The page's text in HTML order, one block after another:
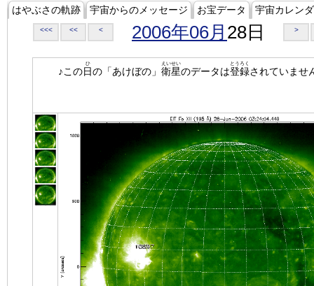
はやぶさの軌跡 宇宙からのメッセージ お宝データ 宇宙カレン
<<< << < 2006年06月 28日 >
♪この日
ひ
の「あけぼの」 衛星
えいせい
のデータは登録
とうろく
されていませ